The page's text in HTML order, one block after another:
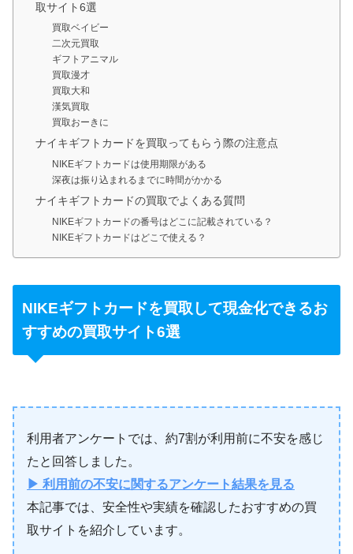
取サイト6選
買取ベイビー
二次元買取
ギフトアニマル
買取漫才
買取大和
漢気買取
買取おーきに
ナイキギフトカードを買取ってもらう際の注意点
NIKEギフトカードは使用期限がある
深夜は振り込まれるまでに時間がかかる
ナイキギフトカードの買取でよくある質問
NIKEギフトカードの番号はどこに記載されている？
NIKEギフトカードはどこで使える？
NIKEギフトカードを買取して現金化できるお
すすめの買取サイト6選
利用者アンケートでは、約7割が利用前に不安を感じ
たと回答しました。
▶ 利用前の不安に関するアンケート結果を見る
本記事では、安全性や実績を確認したおすすめの買
取サイトを紹介しています。